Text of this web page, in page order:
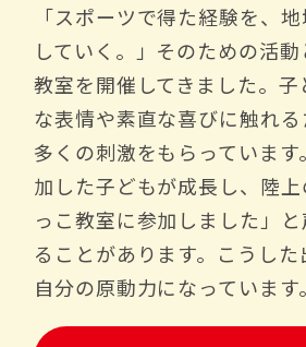
「スポーツで得た経験を、
していく。」そのための活
教室を開催してきました。
な表情や素直な喜びに触れ
多くの刺激をもらっていま
加した子どもが成長し、陸
っこ教室に参加しました」
ることがあります。こうした
自分の原動力になっています。